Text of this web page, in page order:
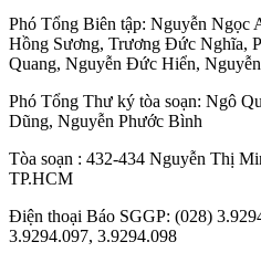
Phó Tổng Biên tập: Nguyễn Ngọc
Hồng Sương, Trương Đức Nghĩa,
Quang, Nguyễn Đức Hiển,
Phó Tổng Thư ký tòa soạn: Ngô
Dũng, Nguyễn Phước Bình
Tòa soạn : 432-434 Nguyễn Thị
TP.HCM
Điện thoại Báo SGGP: (028)
3.9294.097, 3.9294.098